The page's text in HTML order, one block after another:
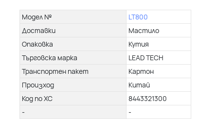
Модел №
LT800
Доставки
Мастило
Опаковка
Кутия
Търговска марка
LEAD TECH
Транспортен пакет
Картон
Произход
Китай
Код по ХС
8443321300
-
-